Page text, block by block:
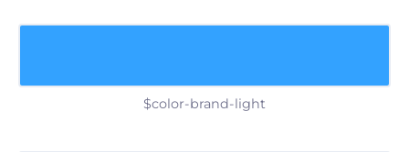
$color-brand-light